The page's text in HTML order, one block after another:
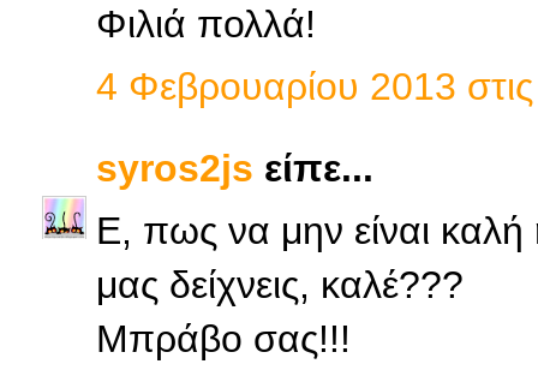
Φιλιά πολλά!
4 Φεβρουαρίου 2013
syros2js είπε...
Ε, πως να μην είναι καλή
μας δείχνεις, καλέ???
Μπράβο σας!!!